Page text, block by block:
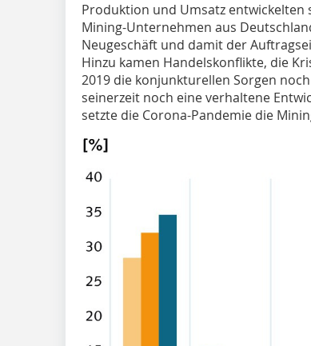
Produktion und Umsatz entwickelten
Mining-Unternehmen aus
Neugeschäft und damit der
Hinzu kamen Handelskonflikte, die
2019 die konjunkturellen Sorgen
seinerzeit noch eine verhaltene
setzte die Corona-Pandemie die